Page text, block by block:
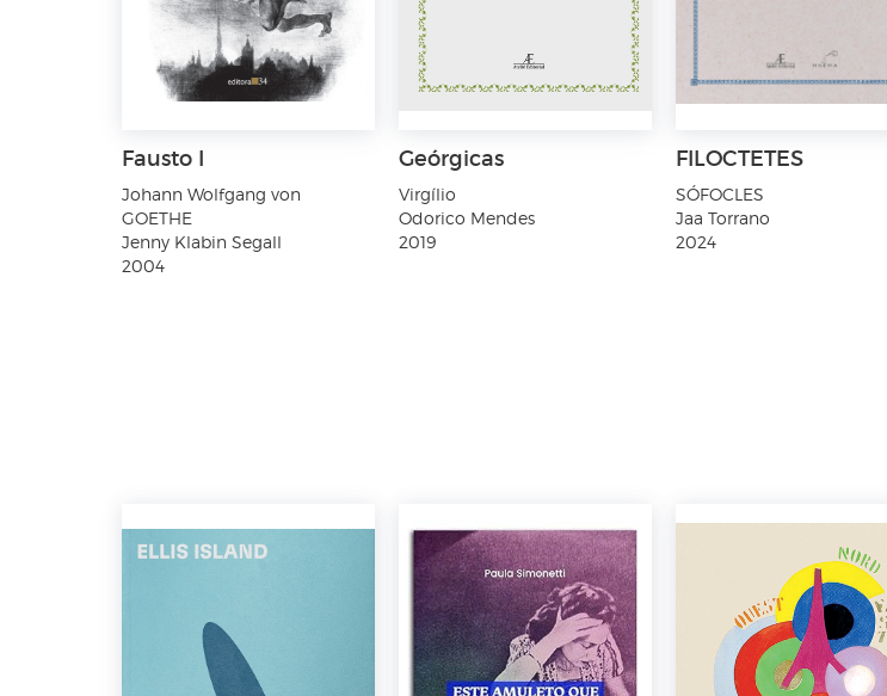
Fausto I
Johann Wolfgang von
GOETHE
Jenny Klabin Segall
2004
Geórgicas
Virgílio
Odorico Mendes
2019
FILOCTETES
SÓFOCLES
Jaa Torrano
2024